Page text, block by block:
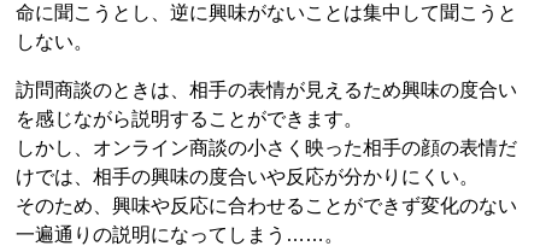
命に聞こうとし、逆に興味がないことは集中して聞こうと
しない。
訪問商談のときは、相手の表情が見えるため興味の度合い
を感じながら説明することができます。
しかし、オンライン商談の小さく映った相手の顔の表情だ
けでは、相手の興味の度合いや反応が分かりにくい。
そのため、興味や反応に合わせることができず変化のない
一遍通りの説明になってしまう……。